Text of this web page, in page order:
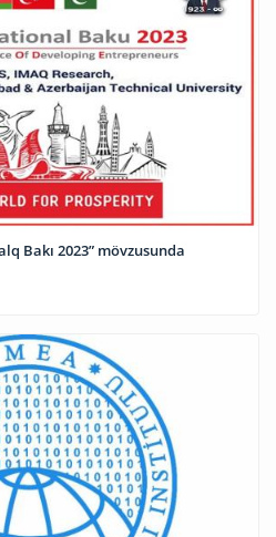
Bakı 2023” mövzusunda